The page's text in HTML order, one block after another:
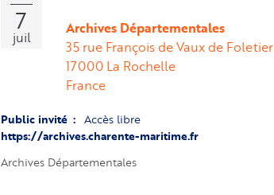
7
juil
Archives Départementales
35 rue François de Vaux de Foletier
17000 La Rochelle
France
Public invité Accès libre
https://archives.charente-maritime.fr
Archives Départementales